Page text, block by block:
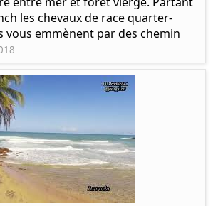
les chevaux de race quarter-
vous emmènent par des chemin